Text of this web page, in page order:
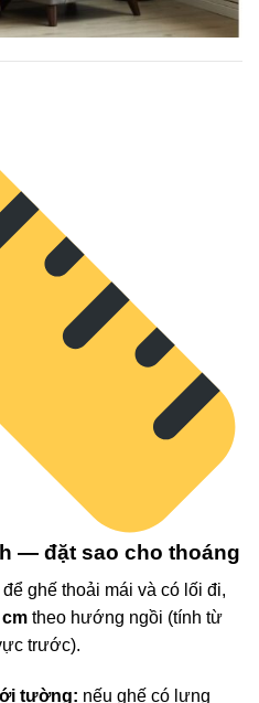
— đặt sao cho thoáng
để ghế thoải mái và có lối đi,
theo hướng ngồi (tính từ
trước).
tường: nếu ghế có lưng